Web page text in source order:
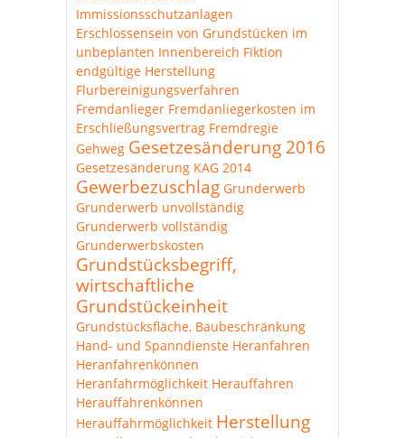
Immissionsschutzanlagen
Erschlossensein von Grundstücken im
unbeplanten Innenbereich Fiktion
endgültige Herstellung
Flurbereinigungsverfahren
Fremdanlieger Fremdanliegerkosten im
Erschließungsvertrag Fremdregie
Gehweg Gesetzesänderung 2016
Gesetzesänderung KAG 2014
Gewerbezuschlag Grunderwerb
Grunderwerb unvollständig
Grunderwerb vollständig
Grunderwerbskosten
Grundstücksbegriff,
wirtschaftliche
Grundstückeinheit
Grundstücksfläche, Baubeschränkung
Hand- und Spanndienste Heranfahren
Heranfahrenkönnen
Heranfahrmöglichkeit Herauffahren
Herauffahrenkönnen
Herauffahrmöglichkeit Herstellung